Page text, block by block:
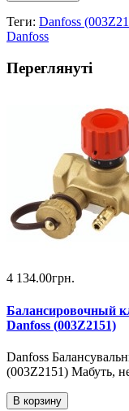
Теги: Danfoss
Danfoss
Переглянуті
4 134.00грн.
Балансировочный
Danfoss (003Z2151)
Danfoss
(003Z2151) Мабуть,
В корзину